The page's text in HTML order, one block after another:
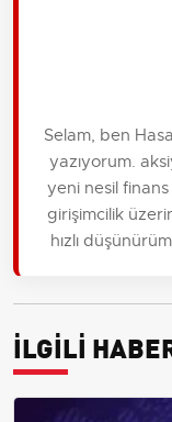
Selam, ben
yazıyorum.
yeni nesil
girişimcilik
hızlı
İLGİLİ